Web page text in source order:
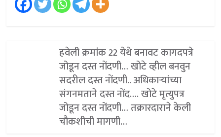
हवेली क्रमांक 22 येथे बनावट कागदपत्रे
जोडून दस्त नोंदणी… खोटे व्हील बनवुन
सदरील दस्त नोंदणी.. अधिकाऱ्यांच्या
संगनमताने दस्त नोंद…. खोटे मृत्युपत्र
जोडून दस्त नोंदणी… तक्रारदाराने केली
चौकशीची मागणी…